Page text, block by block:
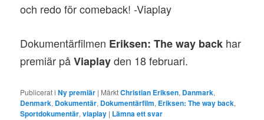
och redo för comeback! -Viaplay
Dokumentärfilmen Eriksen: The way back har
premiär påViaplayden 18 februari.
Publicerat i Ny premiär | MärktChristian Eriksen, Danmark,
Denmark, Dokumentär, Dokumentärfilm, Eriksen: The way back,
Sportdokumentär,viaplay | Lämna ett svar